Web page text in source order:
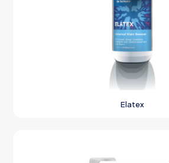
Elatex